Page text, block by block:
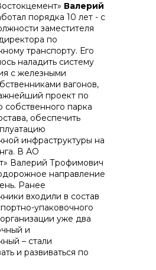
Валерий
порядка 10 лет - с
заместителя
по
транспорту. Его
наладить систему
с железными
вагонов,
проект по
парка
обеспечить
инфраструктуры на
В АО
Валерий Трофимович
направление
Ранее
входили в состав
упаковочного
уже два
и
– стали
и развиваться по